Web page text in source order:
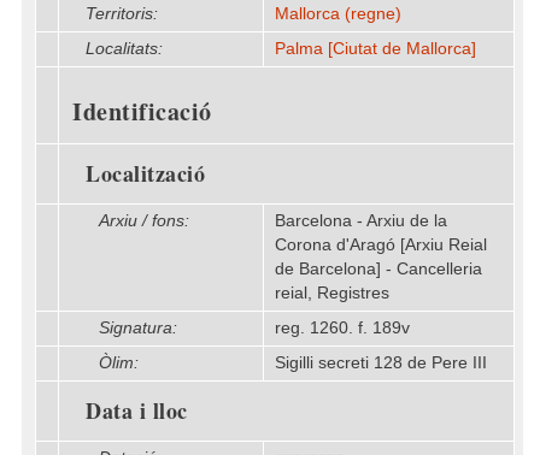
Territoris:
Mallorca (regne)
Localitats:
Palma [Ciutat de Mallorca]
Identificació
Localització
Arxiu / fons:
Barcelona - Arxiu de la
Corona d'Aragó [Arxiu Reial
de Barcelona] - Cancelleria
reial, Registres
Signatura:
reg. 1260. f. 189v
Òlim:
Sigilli secreti 128 de Pere III
Data i lloc